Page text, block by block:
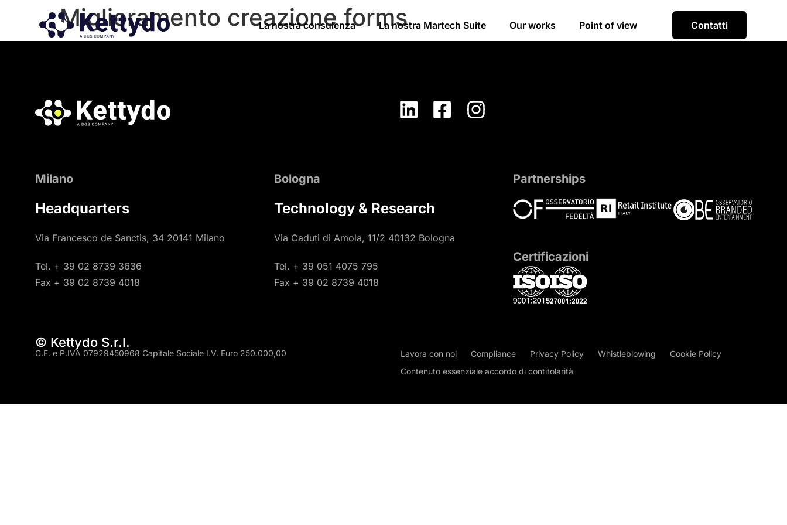
La nostra consulenza La nostra Martech Suite Our works Point of view Contatti
Miglioramento creazione forms
Milano
Headquarters
Via Francesco de Sanctis, 34 20141 Milano
Tel. + 39 02 8739 3636
Fax + 39 02 8739 4018
Bologna
Technology & Research
Via Caduti di Amola, 11/2 40132 Bologna
Tel. + 39 051 4075 795
Fax + 39 02 8739 4018
Partnerships
Certificazioni
© Kettydo S.r.l.
C.F. e P.IVA 07929450968 Capitale Sociale I.V. Euro 250.000,00 Lavora con noi Compliance Privacy Policy Whistleblowing
Cookie Policy
Contenuto essenziale accordo di contitolarità